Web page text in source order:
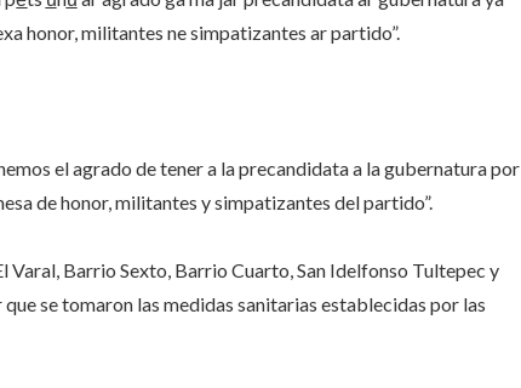
honor, militantes ne simpatizantes ar partido”.
el agrado de tener a la precandidata a la gubernatura por
de honor, militantes y simpatizantes del partido”.
Barrio Sexto, Barrio Cuarto, San Idelfonso Tultepec y
se tomaron las medidas sanitarias establecidas por las